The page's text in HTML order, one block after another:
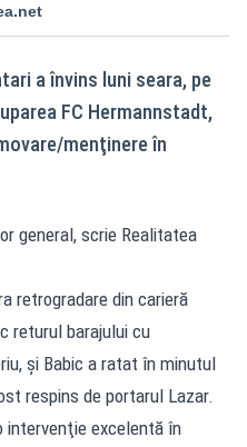
a învins luni seara, pe
FC Hermannstadt,
menţinere în
general, scrie Realitatea
retrogradare din carieră
returul barajului cu
şi Babic a ratat în minutul
respins de portarul Lazar.
intervenţie excelentă în